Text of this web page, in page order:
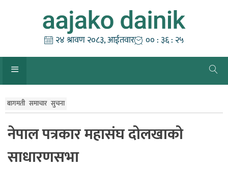
२४ श्रावण २०८३, आईतवार ०० : ३६ : २६
बागमती समाचार सुचना
नेपाल पत्रकार महासंघ दोलखाको
साधारणसभा